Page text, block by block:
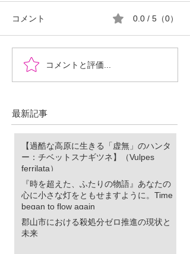
『時を超えた、ふたりの
物語』あなたの心に小さ
に。Time began to flow again
コメント 0.0 / 5（0）
コメントと評価...
最新記事
【過酷な高原に生きる「虚無」のハンタ
ー：チベットスナギツネ】（Vulpes
ferrilata）
『時を超えた、ふたりの物語』あなたの
心に小さな灯をともせますように。Time
began to flow again
郡山市における殺処分ゼロ推進の現状と
未来